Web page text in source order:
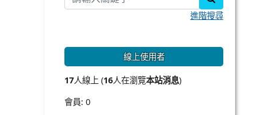
進階搜尋
線上使用者
17人線上 (16人在瀏覽本站消息)
會員: 0